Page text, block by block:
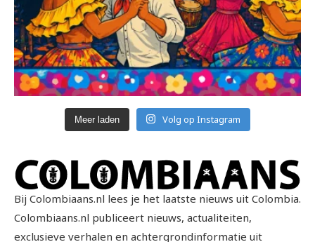
Meer laden Volg op Instagram
Bij Colombiaans.nl lees je het laatste nieuws uit Colombia.
Colombiaans.nl publiceert nieuws, actualiteiten,
exclusieve verhalen en achtergrondinformatie uit